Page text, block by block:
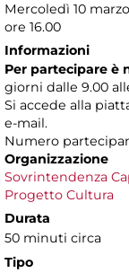
Mercoledì 10 marzo
ore 16.00
Informazioni
Per partecipare è
giorni dalle 9.00
Si accede alla
e-mail.
Numero
Organizzazione
Sovrintendenza
Progetto Cultura
Durata
50 minuti circa
Tipo